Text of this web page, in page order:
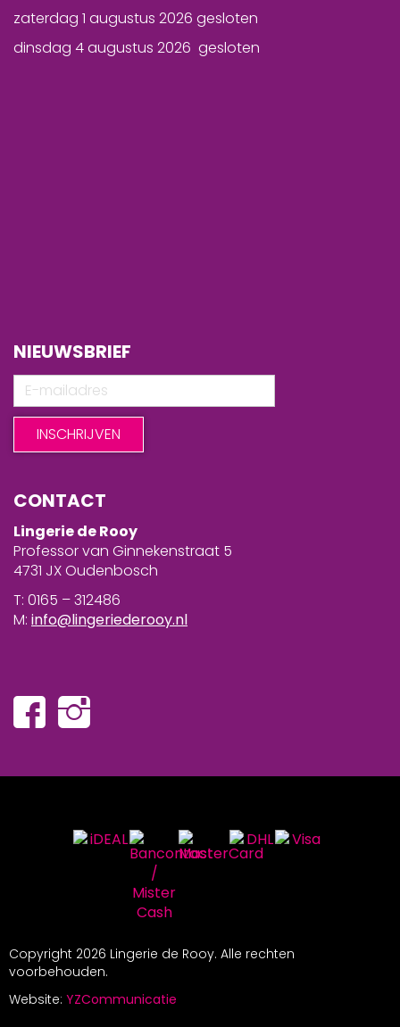
zaterdag 1 augustus 2026 gesloten
dinsdag 4 augustus 2026 gesloten
NIEUWSBRIEF
CONTACT
Lingerie de Rooy
Professor van Ginnekenstraat 5
4731 JX Oudenbosch
T: 0165 – 312486
M: info@lingeriederooy.nl
Copyright 2026 Lingerie de Rooy. Alle rechten
voorbehouden.
Website: YZCommunicatie